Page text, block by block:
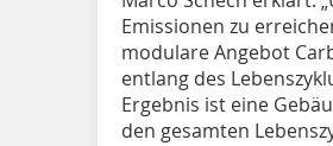
Emissionen zu
modulare Angebot
entlang des
Ergebnis ist eine
den gesamten